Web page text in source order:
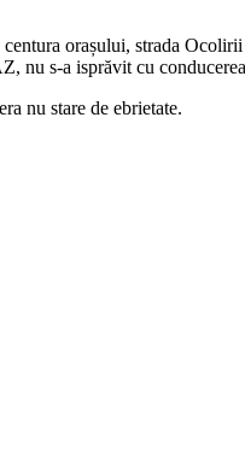
orașului, strada
nu s-a isprăvit cu
nu stare de ebrietate.